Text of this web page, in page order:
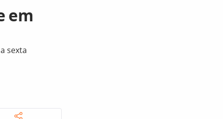
em
sexta